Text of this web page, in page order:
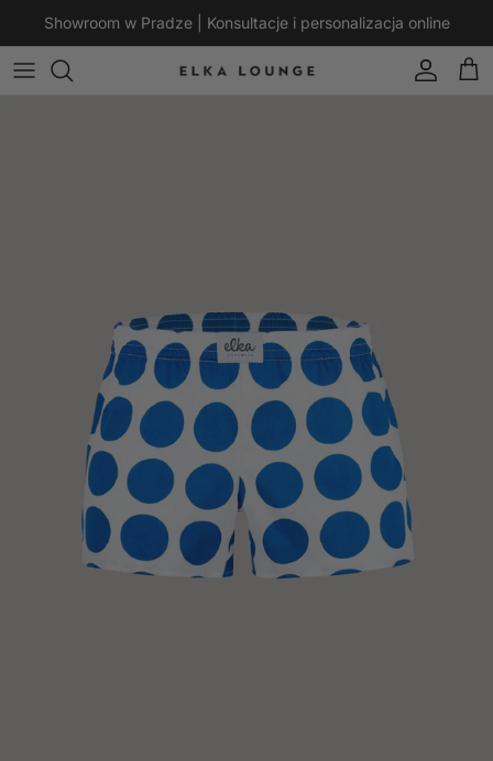
Showroom w Pradze | Konsultacje i personalizacja online
Konto